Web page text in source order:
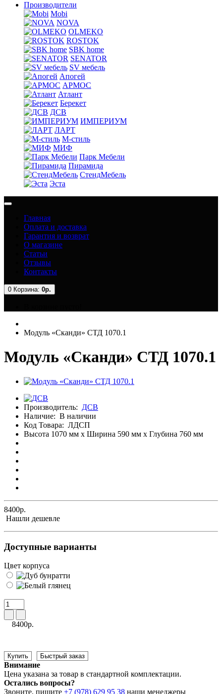
Производители
Mobi
NOVA
OLMEKO
ROSTOK
SBK home
SENATOR
SV мебель
Апогей
АРМОС
Атлант
Берекет
ДСВ
ИМПЕРИУМ
ЛАРТ
М-стиль
МИФ
Парк Мебели
Пирамида
СтендМебель
Эста
Главная
Оплата и доставка
Гарантия и возврат
О магазине
Статьи
Отзывы
Контакты
0 Корзина: 0р.
Модуль «Сканди» СТД 1070.1
Модуль «Сканди» СТД 1070.1
Производитель: ДСВ
Наличие: В наличии
Код Товара: ЛДСП
Высота 1070 мм x Ширина 590 мм x Глубина 760 мм
8400р.
Нашли дешевле
Доступные варианты
Цвет корпуса
8400р.
Купить Быстрый заказ
Внимание
Цена указана за товар в стандартной комплектации.
Остались вопросы?
Звоните, пишите +7 (978) 629 95 38 наши менеджеры